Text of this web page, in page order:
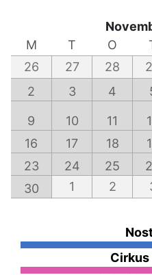
M
T O
26
27 28
2
3 4
9 10 11
16
17 18
23
24 25
30
1 2
Cirkus